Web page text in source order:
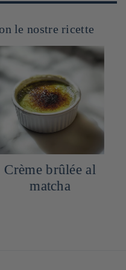
le nostre ricette
Crème brûlée al
matcha